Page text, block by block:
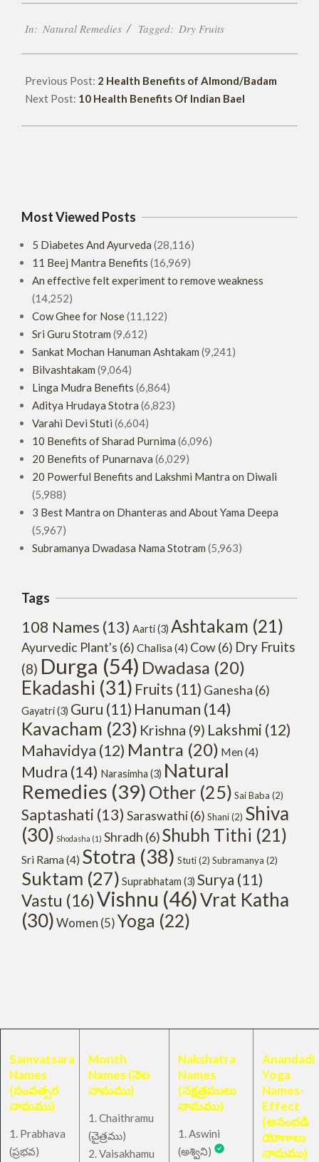
06-
In: Natural Remedies Tagged: Dry Fruits
Previous Post: 2 Health Benefits of Almond/Badam
Next Post: 10 Health Benefits Of Indian Bael
Most Viewed Posts
5 Diabetes And Ayurveda (28,116)
11 Beej Mantra Benefits (16,969)
An effective felt experiment to remove weakness
(14,252)
Cow Ghee for Nose(11,122)
Sri Guru Stotram (9,612)
Sankat Mochan Hanuman Ashtakam (9,241)
Bilvashtakam (9,064)
Linga Mudra Benefits (6,864)
Aditya Hrudaya Stotra (6,823)
Varahi Devi Stuti (6,604)
10 Benefits of Sharad Purnima (6,096)
20 Benefits of Punarnava (6,029)
20 Powerful Benefits and Lakshmi Mantra on Diwali
(5,988)
3 Best Mantra on Dhanteras and About Yama Deepa
(5,967)
Subramanya Dwadasa Nama Stotram (5,963)
Tags
108 Names (13) Aarti(3) Ashtakam (21)
Ayurvedic Plant's (6) Chalisa(4) Cow(6) Dry Fruits
(8) Durga (54) Dwadasa (20)
Ekadashi (31) Fruits (11) Ganesha (6)
Gayatri(3) Guru (11) Hanuman (14)
Kavacham (23) Krishna (9) Lakshmi (12)
Mahavidya (12) Mantra (20) Men(4)
Mudra (14) Narasimha (3) Natural
Remedies (39) Other (25) Sai Baba (2)
Saptashati (13) Saraswathi(6) Shani(2) Shiva
(30) Shodasha (1) Shradh (6)Shubh Tithi (21)
Sri Rama(4) Stotra (38) Stuti(2) Subramanya (2)
Suktam (27) Suprabhatam (3) Surya (11)
Vastu (16)Vishnu (46)Vrat Katha
(30)Women (5)Yoga (22)
Samvatsara
Names
(సంవత్సర
నామము)
1. Prabhava
(ప్రభవ)
Month
Names (నెల
నామము)
1. Chaithramu
(చైత్రము)
2. Vaisakhamu
Nakshatra
Names
(నక్షత్రములు
నామము)
1. Aswini
(అశ్విని)
Anandadi
Yoga
Names-
Effect
(అనందడి
యోగాలు
నామము)